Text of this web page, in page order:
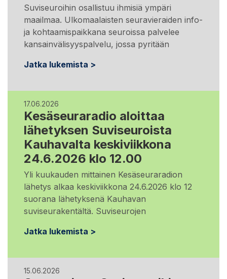
Suviseuroihin osallistuu ihmisiä ympäri
maailmaa. Ulkomaalaisten seuravieraiden info-
ja kohtaamispaikkana seuroissa palvelee
kansainvälisyyspalvelu, jossa pyritään
Jatka lukemista >
17.06.2026
Kesäseuraradio aloittaa
lähetyksen Suviseuroista
Kauhavalta keskiviikkona
24.6.2026 klo 12.00
Yli kuukauden mittainen Kesäseuraradion
lähetys alkaa keskiviikkona 24.6.2026 klo 12
suorana lähetyksenä Kauhavan
suviseurakentältä. Suviseurojen
Jatka lukemista >
15.06.2026